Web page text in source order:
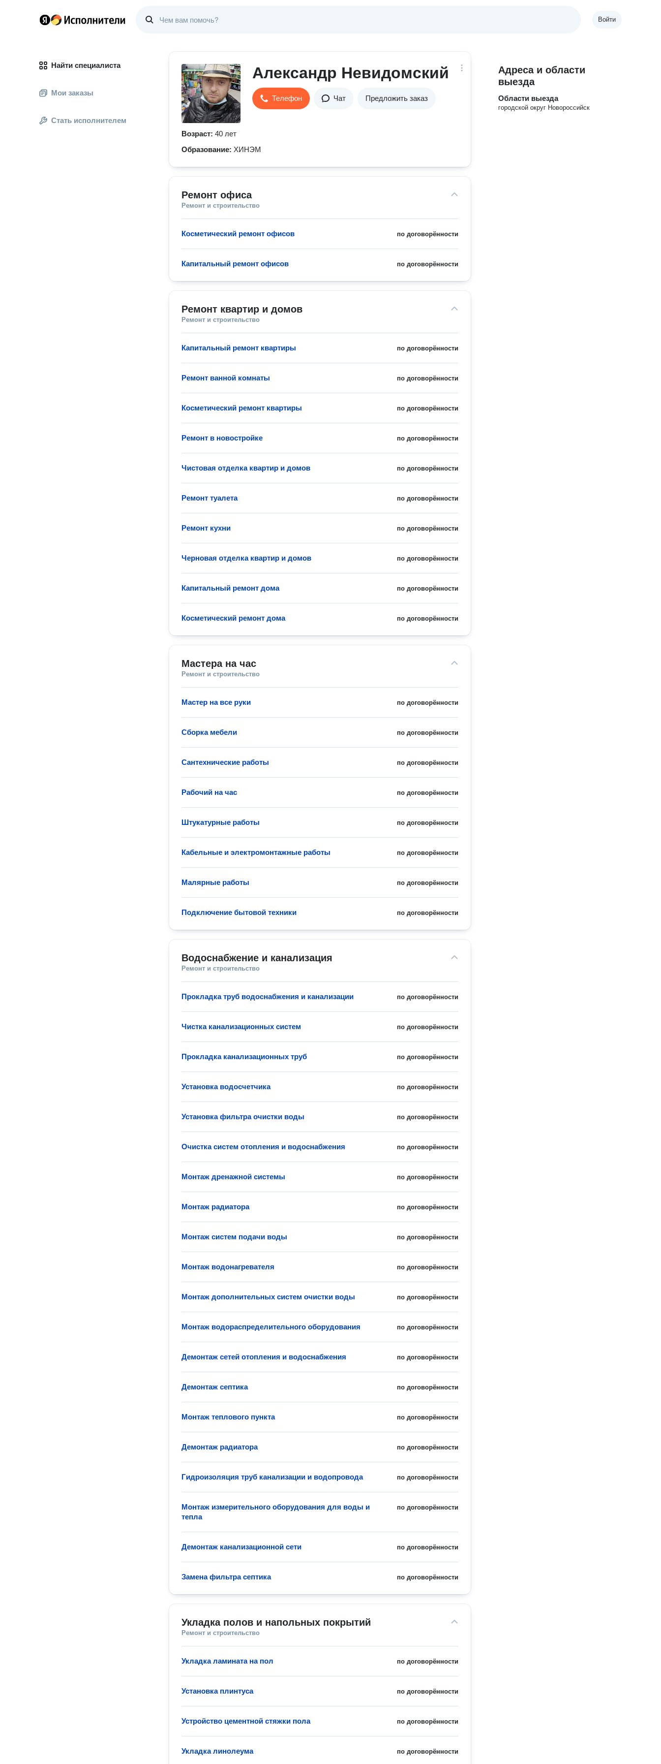
Войти
Найти специалиста
Мои заказы
Стать исполнителем
Александр Невидомский
Телефон Чат Предложить заказ
Возраст: 40 лет
Образование: ХИНЭМ
Ремонт офиса
Ремонт и строительство
по договорённости
Косметический ремонт офисов
по договорённости
Капитальный ремонт офисов
Ремонт квартир и домов
Ремонт и строительство
по договорённости
Капитальный ремонт квартиры
по договорённости
Ремонт ванной комнаты
по договорённости
Косметический ремонт квартиры
по договорённости
Ремонт в новостройке
по договорённости
Чистовая отделка квартир и домов
по договорённости
Ремонт туалета
по договорённости
Ремонт кухни
по договорённости
Черновая отделка квартир и домов
по договорённости
Капитальный ремонт дома
по договорённости
Косметический ремонт дома
Мастера на час
Ремонт и строительство
по договорённости
Мастер на все руки
по договорённости
Сборка мебели
по договорённости
Сантехнические работы
по договорённости
Рабочий на час
по договорённости
Штукатурные работы
по договорённости
Кабельные и электромонтажные работы
по договорённости
Малярные работы
по договорённости
Подключение бытовой техники
Водоснабжение и канализация
Ремонт и строительство
по договорённости
Прокладка труб водоснабжения и канализации
по договорённости
Чистка канализационных систем
по договорённости
Прокладка канализационных труб
по договорённости
Установка водосчетчика
по договорённости
Установка фильтра очистки воды
по договорённости
Очистка систем отопления и водоснабжения
по договорённости
Монтаж дренажной системы
по договорённости
Монтаж радиатора
по договорённости
Монтаж систем подачи воды
по договорённости
Монтаж водонагревателя
по договорённости
Монтаж дополнительных систем очистки воды
по договорённости
Монтаж водораспределительного оборудования
по договорённости
Демонтаж сетей отопления и водоснабжения
по договорённости
Демонтаж септика
по договорённости
Монтаж теплового пункта
по договорённости
Демонтаж радиатора
по договорённости
Гидроизоляция труб канализации и водопровода
по договорённости
Монтаж измерительного оборудования для воды и
тепла
по договорённости
Демонтаж канализационной сети
по договорённости
Замена фильтра септика
Укладка полов и напольных покрытий
Ремонт и строительство
по договорённости
Укладка ламината на пол
по договорённости
Установка плинтуса
по договорённости
Устройство цементной стяжки пола
по договорённости
Укладка линолеума
Адреса и области
выезда
Области выезда
городской округ Новороссийск